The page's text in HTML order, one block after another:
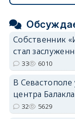
Собственник
стал
33 6010
В
центра
32 5629